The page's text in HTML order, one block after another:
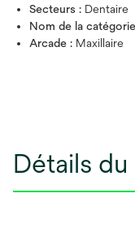
Secteurs : Dentaire
Nom de la
Arcade : Maxillaire
Détails